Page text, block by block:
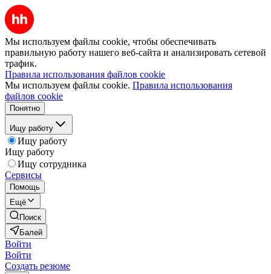
Мы используем файлы cookie, чтобы обеспечивать
правильную работу нашего веб-сайта и анализировать сетевой
трафик.
Правила использования файлов cookie
Мы используем файлы cookie. Правила использования
файлов cookie
Понятно
Ищу работу
Ищу работу
Ищу работу
Ищу сотрудника
Сервисы
Помощь
Ещё
Поиск
Балей
Войти
Войти
Создать резюме